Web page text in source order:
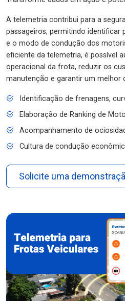
A telemetria contribui para a
passageiros, permitindo identificar
e o modo de condução dos
eficiente da telemetria, é possível
operacional da frota, reduzir os
manutenção e garantir um melhor
Identificação de frenagens,
Elaboração de Ranking de
Acompanhamento de
Cultura de condução
Solicite uma